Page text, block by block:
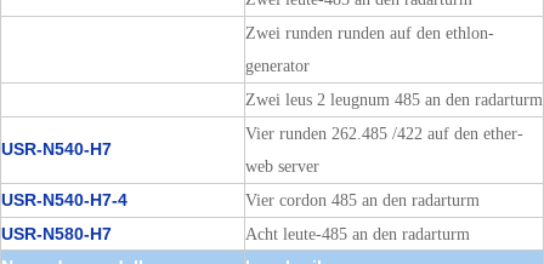
Zwei runden runden auf den ethlon-
generator
Zwei leus 2 leugnum 485 an den radarturm
USR-N540-H7
Vier runden 262.485 /422 auf den ether-
web server
USR-N540-H7-4 Vier cordon 485 an den radarturm
USR-N580-H7 Acht leute-485 an den radarturm